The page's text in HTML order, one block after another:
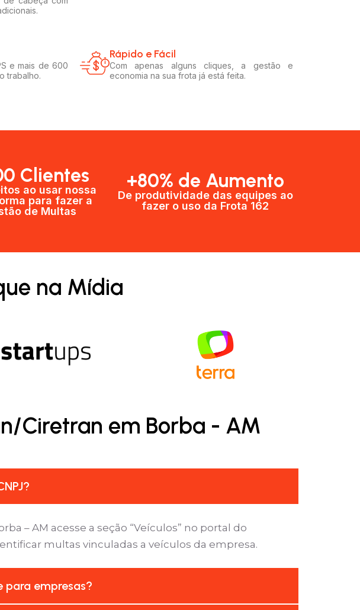
e mais de 600
trabalho.
Rápido e Fácil​
Com apenas alguns cliques, a gestão e
economia na sua frota já está feita.
Clientes​
ao usar nossa
para fazer a
de Multas​
+80% de Aumento
De produtividade das equipes ao
fazer o uso da Frota 162​
na Mídia
Ciretran em Borba - AM
– AM acesse a seção “Veículos” no portal do
multas vinculadas a veículos da empresa.
para empresas?